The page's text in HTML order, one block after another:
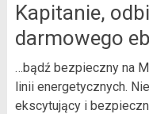
Kapitanie,
darmowego
…bądź bezpieczny na
linii energetycznych.
ekscytujący i